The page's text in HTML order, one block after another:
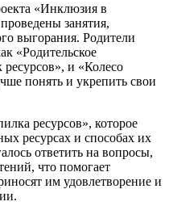
«Инклюзия в
занятия,
выгорания. Родители
«Родительское
и «Колесо
понять и укрепить свои
ресурсов», которое
ресурсах и способах их
ответить на вопросы,
что помогает
им удовлетворение и